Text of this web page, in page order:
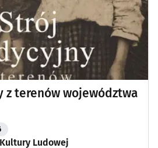
z terenów województwa
Ludowej